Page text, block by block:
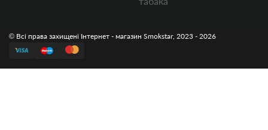
© Всі права захищені Інтернет - магазин Smokstar, 2023 - 2026